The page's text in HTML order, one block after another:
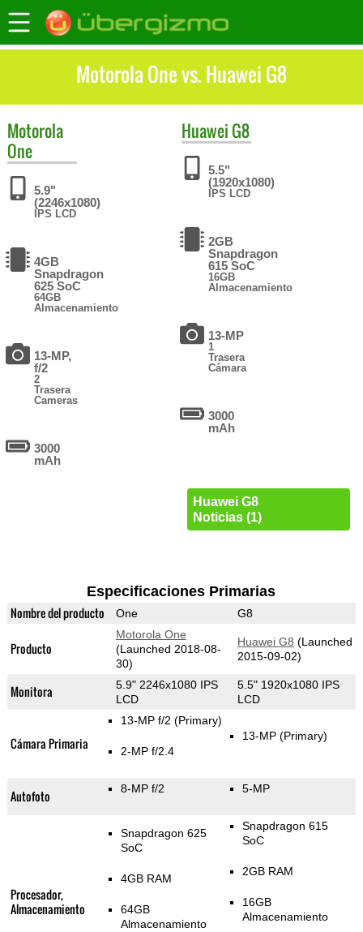
Motorola One vs. Huawei G8
Motorola
One
5.9"
(2246x1080)
IPS LCD
4GB
Snapdragon
625 SoC
64GB
Almacenamiento
13-MP,
f/2
2
Trasera
Cameras
3000
mAh
Huawei G8
5.5"
(1920x1080)
IPS LCD
2GB
Snapdragon
615 SoC
16GB
Almacenamiento
13-MP
1
Trasera
Cámara
3000
mAh
Huawei G8
Noticias (1)
Especificaciones Primarias
Nombre del producto One G8
Producto
Motorola One
(Launched 2018-08-
30)
Huawei G8 (Launched
2015-09-02)
Monitora
5.9" 2246x1080 IPS
LCD
5.5" 1920x1080 IPS
LCD
Cámara Primaria
13-MP f/2 (Primary)
2-MP f/2.4
13-MP (Primary)
Autofoto 8-MP f/2 5-MP
Procesador,
Almacenamiento
Snapdragon 625
SoC
4GB RAM
64GB
Almacenamiento
Snapdragon 615
SoC
2GB RAM
16GB
Almacenamiento